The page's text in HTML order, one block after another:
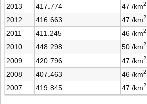
2013 417.774 47 /km2
2012 416.663 47 /km2
2011 411.245 46 /km2
2010 448.298 50 /km2
2009 420.796 47 /km2
2008 407.463 46 /km2
2007 419.845 47 /km2